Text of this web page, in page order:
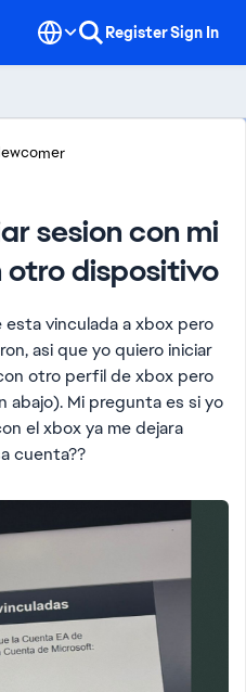
RegisterSign In
sesion con mi
otro dispositivo
vinculada a xbox pero
asi que yo quiero iniciar
otro perfil de xbox pero
abajo). Mi pregunta es si yo
el xbox ya me dejara
cuenta??